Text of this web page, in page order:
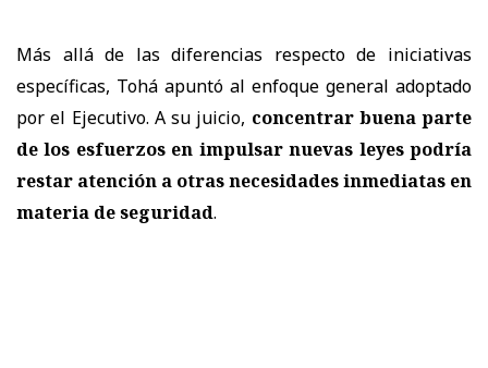
Más allá de las diferencias respecto de iniciativas
específicas, Tohá apuntó al enfoque general adoptado
por el Ejecutivo. A su juicio, concentrar buena parte
de los esfuerzos en impulsar nuevas leyes podría
restar atención a otras necesidades inmediatas en
materia de seguridad.